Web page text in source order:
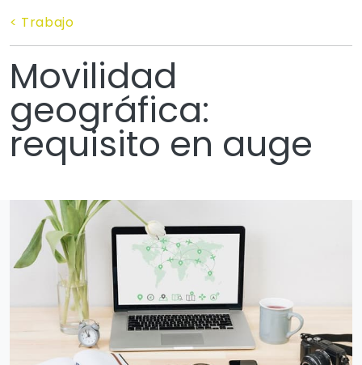
< Trabajo
Movilidad
geográfica:
requisito en auge